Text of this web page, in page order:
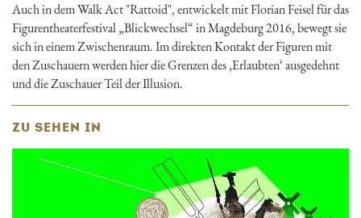
Auch in dem Walk Act "Rattoid", entwickelt mit Florian Feisel für das
Figurentheaterfestival „Blickwechsel“ in Magdeburg 2016, bewegt sie
sich in einem Zwischenraum. Im direkten Kontakt der Figuren mit
den Zuschauern werden hier die Grenzen des ‚Erlaubten‘ ausgedehnt
und die Zuschauer Teil der Illusion.
ZU SEHEN IN